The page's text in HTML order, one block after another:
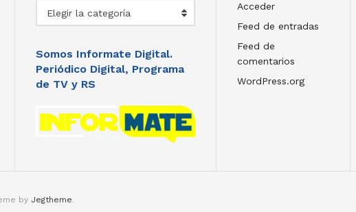
Elegir la categoría
Somos Informate Digital.
Periódico Digital, Programa
de TV y RS
Acceder
Feed de entradas
Feed de
comentarios
WordPress.org
by Jegtheme.